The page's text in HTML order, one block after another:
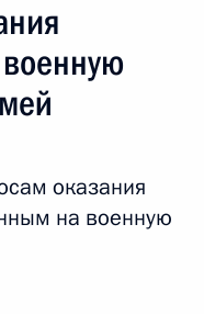
оказания
на военную